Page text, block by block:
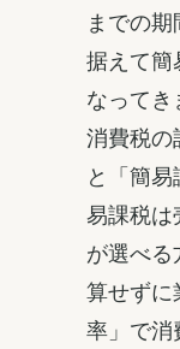
までの
据えて簡
なってき
消費税の
と「簡
易課税は
が選べ
算せずに
率」で消